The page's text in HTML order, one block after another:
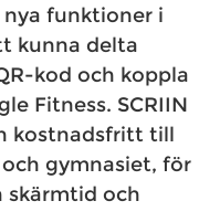
funktioner i
kunna delta
kod och koppla
Fitness. SCRIIN
kostnadsfritt till
gymnasiet, för
skärmtid och